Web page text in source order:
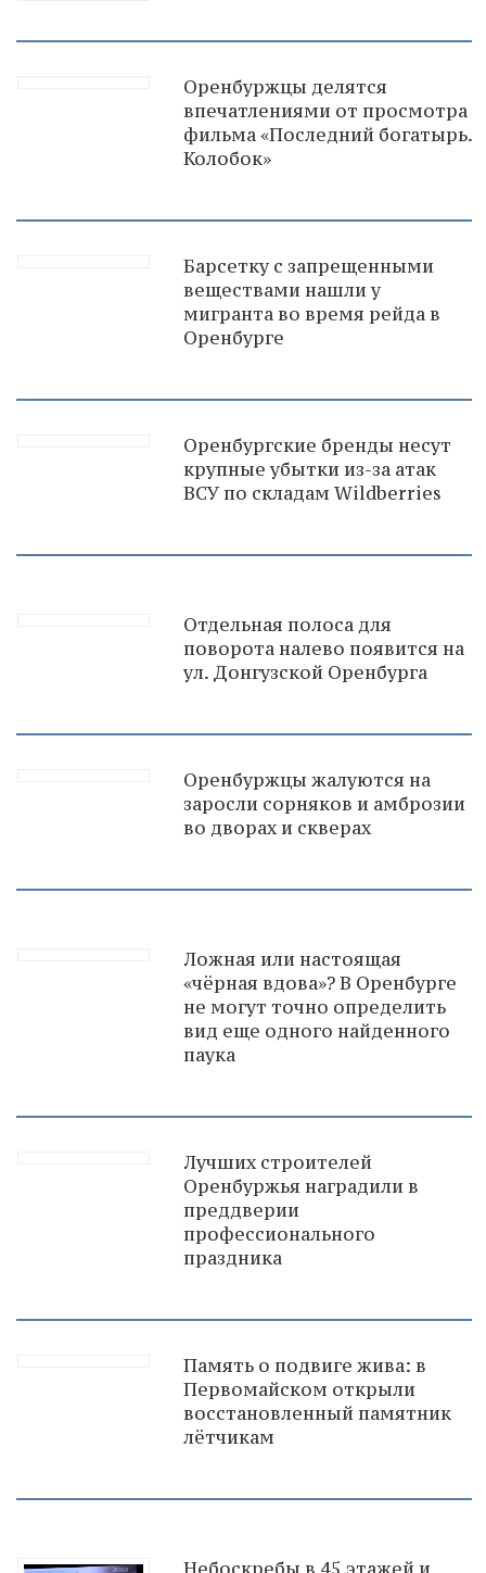
Оренбуржцы делятся
впечатлениями от просмотра
фильма «Последний богатырь.
Колобок»
Барсетку с запрещенными
веществами нашли у
мигранта во время рейда в
Оренбурге
Оренбургские бренды несут
крупные убытки из-за атак
ВСУ по складам Wildberries
Отдельная полоса для
поворота налево появится на
ул. Донгузской Оренбурга
Оренбуржцы жалуются на
заросли сорняков и амброзии
во дворах и скверах
Ложная или настоящая
«чёрная вдова»? В Оренбурге
не могут точно определить
вид еще одного найденного
паука
Лучших строителей
Оренбуржья наградили в
преддверии
профессионального
праздника
Память о подвиге жива: в
Первомайском открыли
восстановленный памятник
лётчикам